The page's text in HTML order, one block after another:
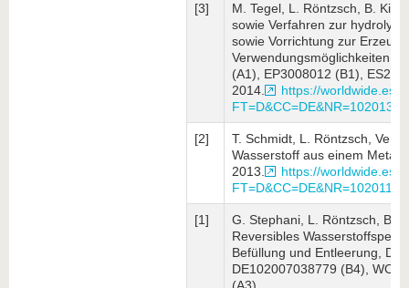
[3]
M. Tegel, L. Röntzsch, B.
sowie Verfahren zur
sowie Vorrichtung zur
Verwendungsmöglichkeiten,
(A1), EP3008012 (B1),
2014.
https://
[2]
T. Schmidt, L. Röntzsch,
Wasserstoff aus einem
2013.
https://
[1]
G. Stephani, L. Röntzsch, B.
Reversibles
Befüllung und Entleerung,
DE102007038779 (B4),